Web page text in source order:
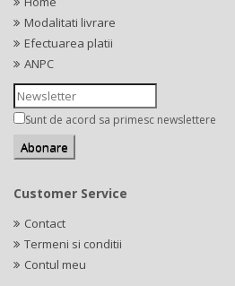
Modalitati livrare
Efectuarea platii
ANPC
Sunt de acord sa primesc newslettere
Customer Service
Contact
Termeni si conditii
Contul meu